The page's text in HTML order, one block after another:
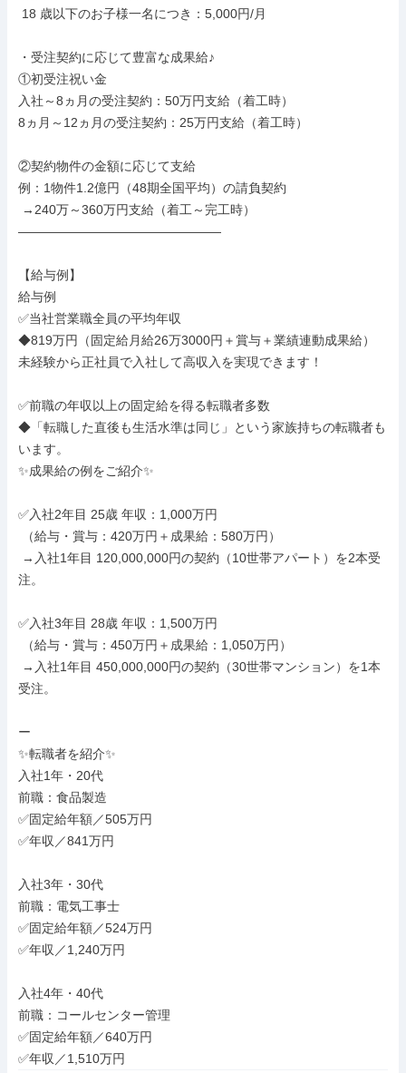
・受注契約に応じて豊富な成果給♪
①初受注祝い金
入社～8ヵ月の受注契約：50万円支給（着工時）
8ヵ月～12ヵ月の受注契約：25万円支給（着工時）
②契約物件の金額に応じて支給
例：1物件1.2億円（48期全国平均）の請負契約
――――――――――――――――
【給与例】
給与例
✅当社営業職全員の平均年収
◆819万円（固定給月給26万3000円＋賞与＋業績連動成果給）
未経験から正社員で入社して高収入を実現できます！
✅前職の年収以上の固定給を得る転職者多数
◆「転職した直後も生活水準は同じ」という家族持ちの転職者も
います。
✨成果給の例をご紹介✨
✅入社2年目 25歳 年収：1,000万円
注。
✅入社3年目 28歳 年収：1,500万円
受注。
ー
✨転職者を紹介✨
入社1年・20代
前職：食品製造
✅固定給年額／505万円
✅年収／841万円
入社3年・30代
前職：電気工事士
✅固定給年額／524万円
✅年収／1,240万円
入社4年・40代
前職：コールセンター管理
✅固定給年額／640万円
✅年収／1,510万円